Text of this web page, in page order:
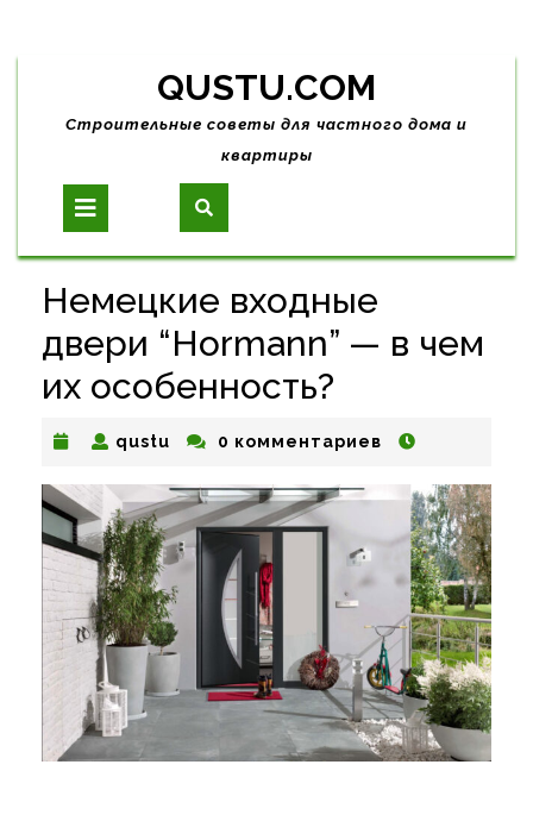
Skip
content
QUSTU.COM
Строительные советы для частного дома и
квартиры
Open
Button
Немецкие входные
двери “Hormann” — в чем
их особенность?
qustu qustu0 комментариев